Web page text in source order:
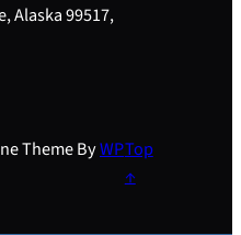
Alaska 99517,
Theme ByWPTop
↑